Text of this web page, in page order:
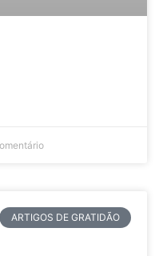
ARTIGOS DE GRATIDÃO